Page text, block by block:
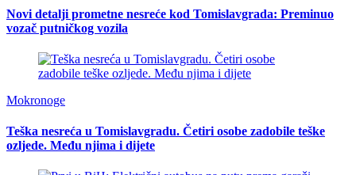
Novi detalji prometne nesreće kod Tomislavgrada: Preminuo
vozač putničkog vozila
Mokronoge
Teška nesreća u Tomislavgradu. Četiri osobe zadobile teške
ozljede. Među njima i dijete